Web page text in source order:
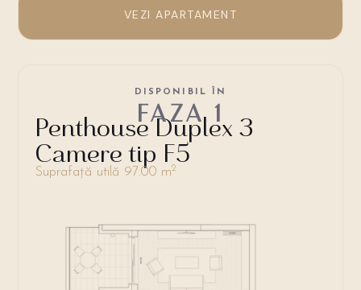
VEZI APARTAMENT
Penthouse Duplex 3
Camere tip F5
Suprafață utilă 97.00 m2
DISPONIBIL ÎN
FAZA 1